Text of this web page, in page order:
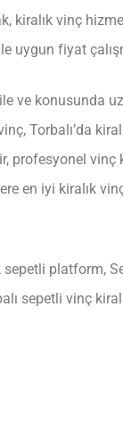
kiralık vinç
fiyat
ve konusunda
Torbalı’da
profesyonel
en iyi kiralık
sepetli platform,
sepetli vinç